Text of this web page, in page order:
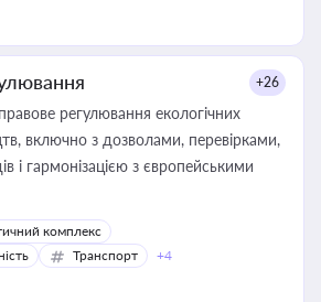
+26
регулювання екологічних
включно з дозволами, перевірками,
і гармонізацією з європейськими
комплекс
Транспорт +4